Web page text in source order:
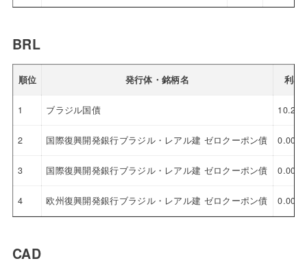
BRL
順位 発行体・銘柄名 利率
1 ブラジル国債
2 国際復興開発銀行ブラジル・レアル建 ゼロクーポン債 0.00%
3 国際復興開発銀行ブラジル・レアル建 ゼロクーポン債 0.00%
4 欧州復興開発銀行ブラジル・レアル建 ゼロクーポン債 0.00%
CAD